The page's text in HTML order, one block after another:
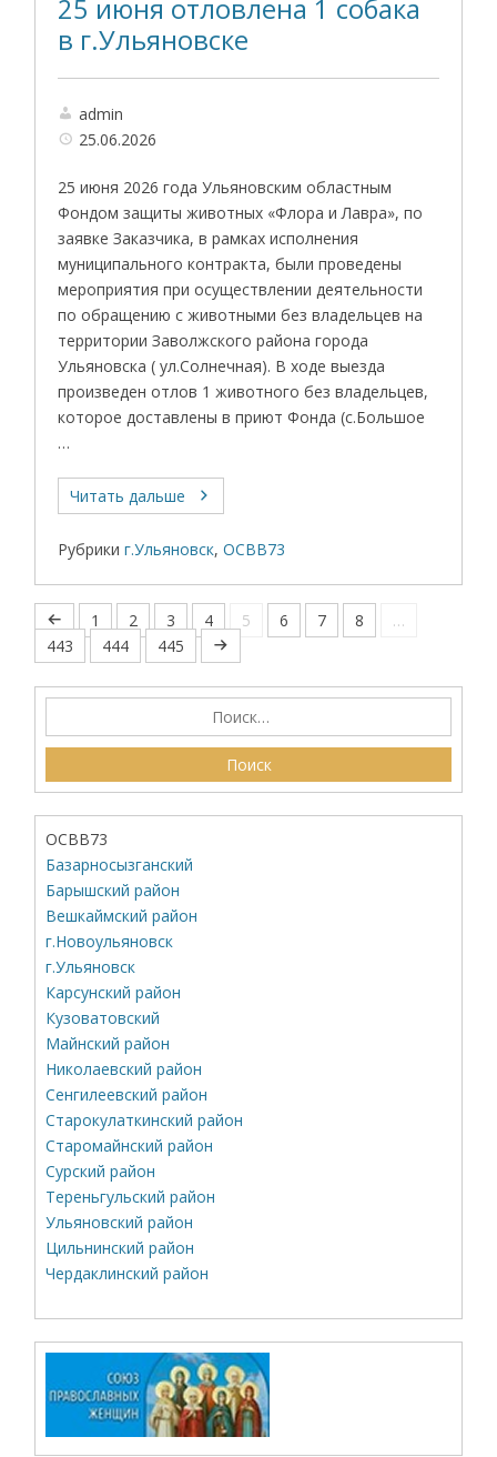
25 июня отловлена 1 собака
в г.Ульяновске
admin
25.06.2026
25 июня 2026 года Ульяновским областным
Фондом защиты животных «Флора и Лавра», по
заявке Заказчика, в рамках исполнения
муниципального контракта, были проведены
мероприятия при осуществлении деятельности
по обращению с животными без владельцев на
территории Заволжского района города
Ульяновска ( ул.Солнечная). В ходе выезда
произведен отлов 1 животного без владельцев,
которое доставлены в приют Фонда (с.Большое
…
Читать дальше
Рубрики г.Ульяновск,ОСВВ73
1 2 3 4 5 6 7 8
…
443
444 445
ОСВВ73
Базарносызганский
Барышский район
Вешкаймский район
г.Новоульяновск
г.Ульяновск
Карсунский район
Кузоватовский
Майнский район
Николаевский район
Сенгилеевский район
Старокулаткинский район
Старомайнский район
Сурский район
Тереньгульский район
Ульяновский район
Цильнинский район
Чердаклинский район